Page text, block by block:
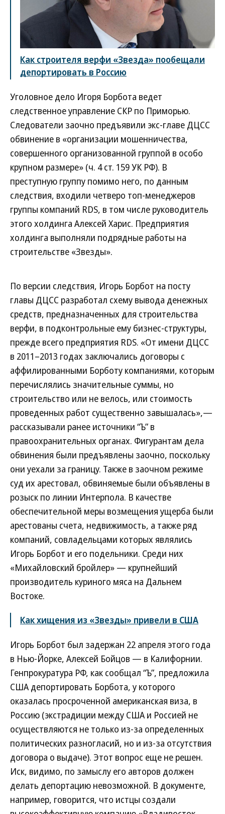
Как строителя верфи «Звезда» пообещали
депортировать в Россию
Уголовное дело Игоря Борбота ведет
следственное управление СКР по Приморью.
Следователи заочно предъявили экс-главе ДЦСС
обвинение в «организации мошенничества,
совершенного организованной группой в особо
крупном размере» (ч. 4 ст. 159 УК РФ). В
преступную группу помимо него, по данным
следствия, входили четверо топ-менеджеров
группы компаний RDS, в том числе руководитель
этого холдинга Алексей Харис. Предприятия
холдинга выполняли подрядные работы на
строительстве «Звезды».
По версии следствия, Игорь Борбот на посту
главы ДЦСС разработал схему вывода денежных
средств, предназначенных для строительства
верфи, в подконтрольные ему бизнес-структуры,
прежде всего предприятия RDS. «От имени ДЦСС
в 2011–2013 годах заключались договоры с
аффилированными Борботу компаниями, которым
перечислялись значительные суммы, но
строительство или не велось, или стоимость
проведенных работ существенно завышалась»,—
рассказывали ранее источники “Ъ” в
правоохранительных органах. Фигурантам дела
обвинения были предъявлены заочно, поскольку
они уехали за границу. Также в заочном режиме
суд их арестовал, обвиняемые были объявлены в
розыск по линии Интерпола. В качестве
обеспечительной меры возмещения ущерба были
арестованы счета, недвижимость, а также ряд
компаний, совладельцами которых являлись
Игорь Борбот и его подельники. Среди них
«Михайловский бройлер» — крупнейший
производитель куриного мяса на Дальнем
Востоке.
Как хищения из «Звезды» привели в США
Игорь Борбот был задержан 22 апреля этого года
в Нью-Йорке, Алексей Бойцов — в Калифорнии.
Генпрокуратура РФ, как сообщал “Ъ”, предложила
США депортировать Борбота, у которого
оказалась просроченной американская виза, в
Россию (экстрадиции между США и Россией не
осуществляются не только из-за определенных
политических разногласий, но и из-за отсутствия
договора о выдаче). Этот вопрос еще не решен.
Иск, видимо, по замыслу его авторов должен
делать депортацию невозможной. В документе,
например, говорится, что истцы создали